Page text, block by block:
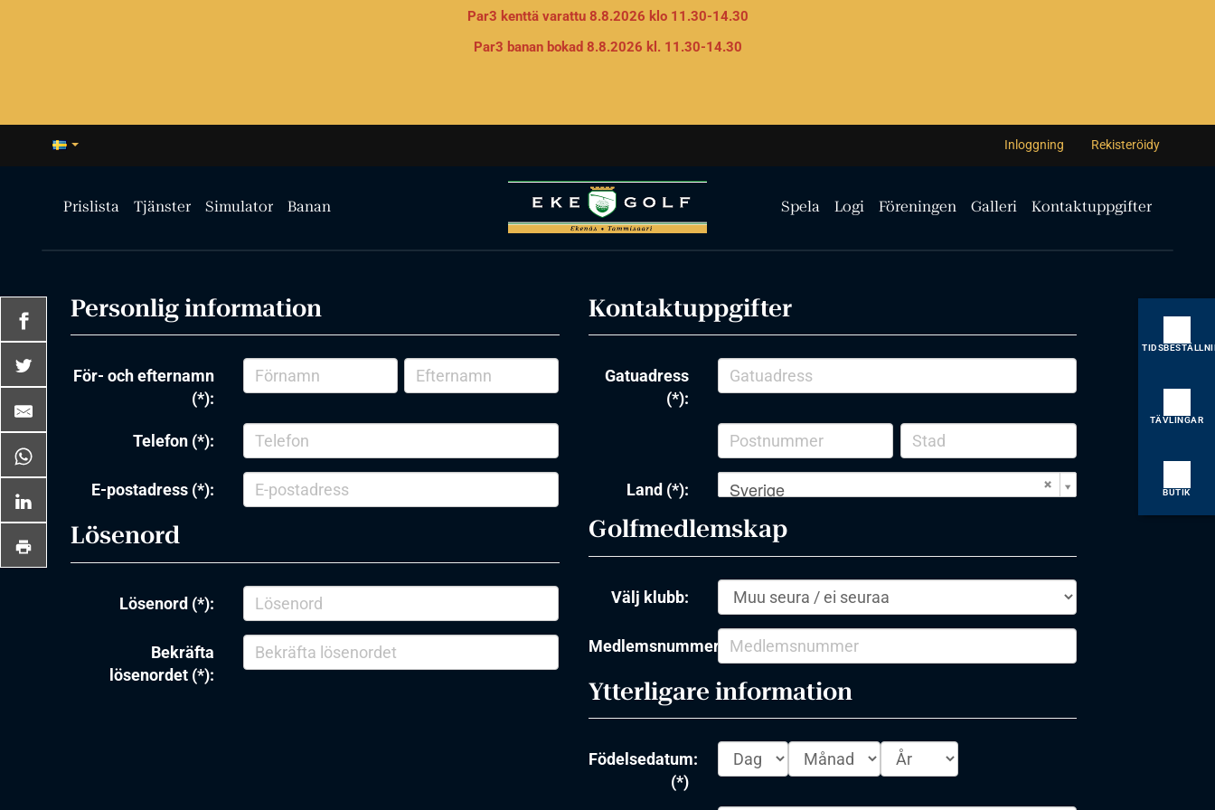
Par3 kenttä varattu 8.8.2026 klo 11.30-14.30
Par3 banan bokad 8.8.2026 kl. 11.30-14.30
Inloggning Rekisteröidy
Prislista Tjänster Simulator Banan Spela Logi Föreningen Galleri Kontaktuppgifter
TÄVLINGAR
BUTIK
Personlig information
För- och efternamn
(*):
Telefon (*):
E-postadress (*):
Lösenord
Lösenord (*):
Bekräfta
lösenordet (*):
Kontaktuppgifter
Gatuadress
(*):
Land (*): Sverige
Golfmedlemskap
Välj klubb:
Medlemsnummer:
Ytterligare information
Födelsedatum:
(*)